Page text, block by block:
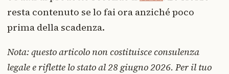
resta contenuto se lo fai ora anziché poco
prima della scadenza.
Nota: questo articolo non costituisce consulenza
legale e riflette lo stato al 28 giugno 2026. Per il tuo